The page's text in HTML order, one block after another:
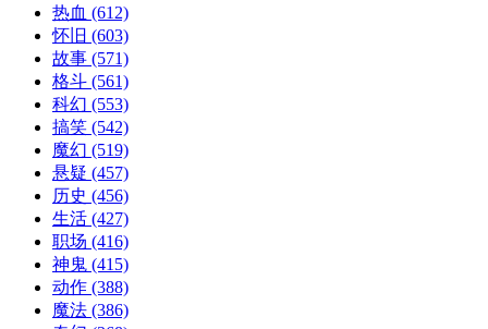
热血 (612)
怀旧 (603)
故事 (571)
格斗 (561)
科幻 (553)
搞笑 (542)
魔幻 (519)
悬疑 (457)
历史 (456)
生活 (427)
职场 (416)
神鬼 (415)
动作 (388)
魔法 (386)